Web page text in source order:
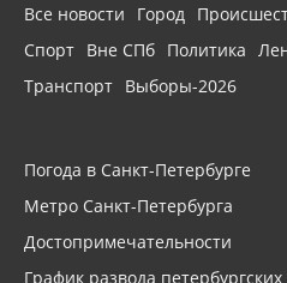
Все новости Город
Спорт Вне СПб Политика
Транспорт Выборы-2026
Погода в Санкт-Петербурге
Метро Санкт-Петербурга
Достопримечательности
График развода